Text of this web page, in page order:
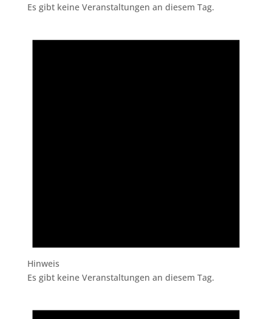
Es gibt keine Veranstaltungen an diesem Tag.
Hinweis
Es gibt keine Veranstaltungen an diesem Tag.